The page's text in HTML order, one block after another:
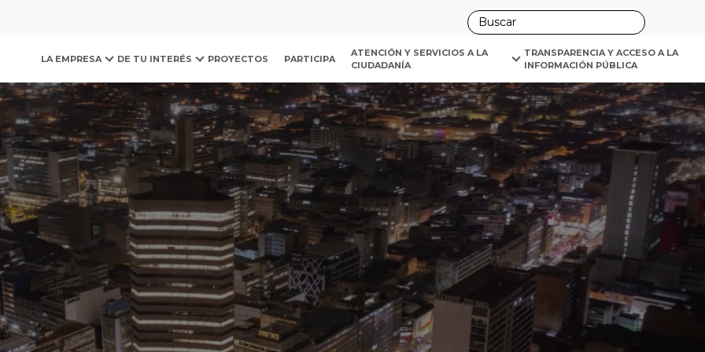
LA EMPRESA DE TU INTERÉS PROYECTOS PARTICIPA
ATENCIÓN Y SERVICIOS A LA
CIUDADANÍA
TRANSPARENCIA Y ACCESO A LA
INFORMACIÓN PÚBLICA